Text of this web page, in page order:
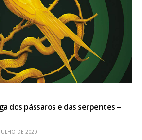
dos pássaros e das serpentes –
DE 2020